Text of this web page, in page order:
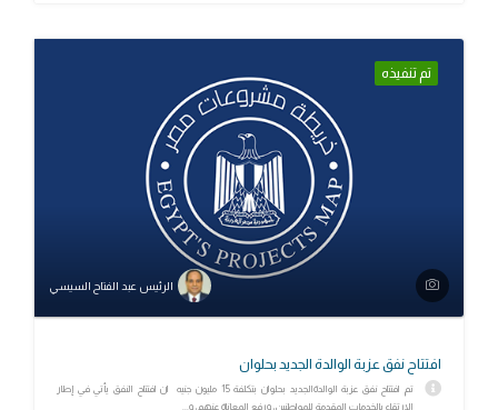
تم تنفيذه
الرئيس عبد الفتاح السيسي
افتتاح نفق عزبة الوالدة الجديد بحلوان
تم افتتاح نفق عزبة الوالدةالجديد بحلوان بتكلفة 15 مليون جنيه ان افتتاح النفق يأتي في إطار
الارتقاء بالخدمات المقدمة للمواطنين، ورفع المعاناة عنهم، و...